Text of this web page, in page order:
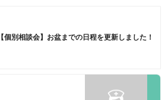
【個別相談会】お盆までの日程を更新しました！